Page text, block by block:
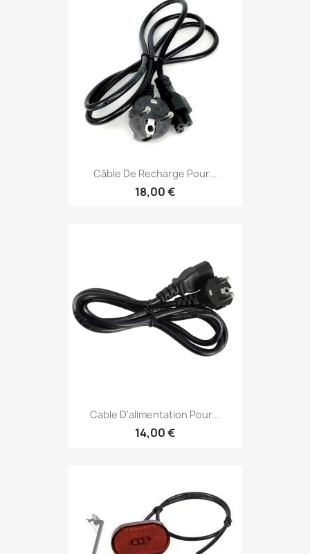
Câble De Recharge Pour...
18,00 €
Cable D'alimentation Pour...
14,00 €